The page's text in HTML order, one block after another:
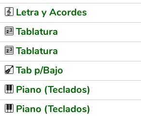
Letra y Acordes
Tablatura
Tablatura
Tab p/Bajo
Piano (Teclados)
Piano (Teclados)